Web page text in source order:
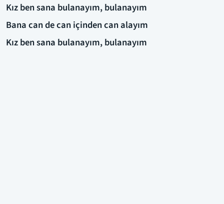
Kız ben sana bulanayım, bulanayım
Bana can de can içinden can alayım
Kız ben sana bulanayım, bulanayım